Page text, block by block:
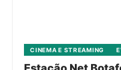
CINEMA E STREAMING